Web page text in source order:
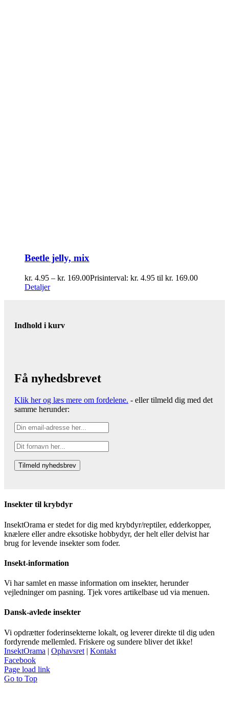
Beetle jelly, mix
kr. 4.95 – kr. 169.00Prisinterval: kr. 4.95 til kr. 169.00
Detaljer
Indhold i kurv
Få nyhedsbrevet
Klik her og læs mere om fordelene. - eller tilmeld dig med det
samme herunder:
Insekter til krybdyr
InsektOrama er stedet for dig med krybdyr/reptiler, edderkopper,
knælere eller andre eksotiske hobbydyr, der helt eller delvist har
brug for levende insekter som foder.
Insekt-information
Vi har samlet en masse information om insekter, herunder
vejledninger om pasning. Tjek vores artikelbase ud via menuen.
Dansk-avlede insekter
Vi opdrætter foderinsekterne lokalt, og leverer direkte til dig uden
fordyrende mellemled. Friskere og sundere bliver det ikke!
InsektOrama | Ophavsret | Kontakt
Facebook
Page load link
Go to Top